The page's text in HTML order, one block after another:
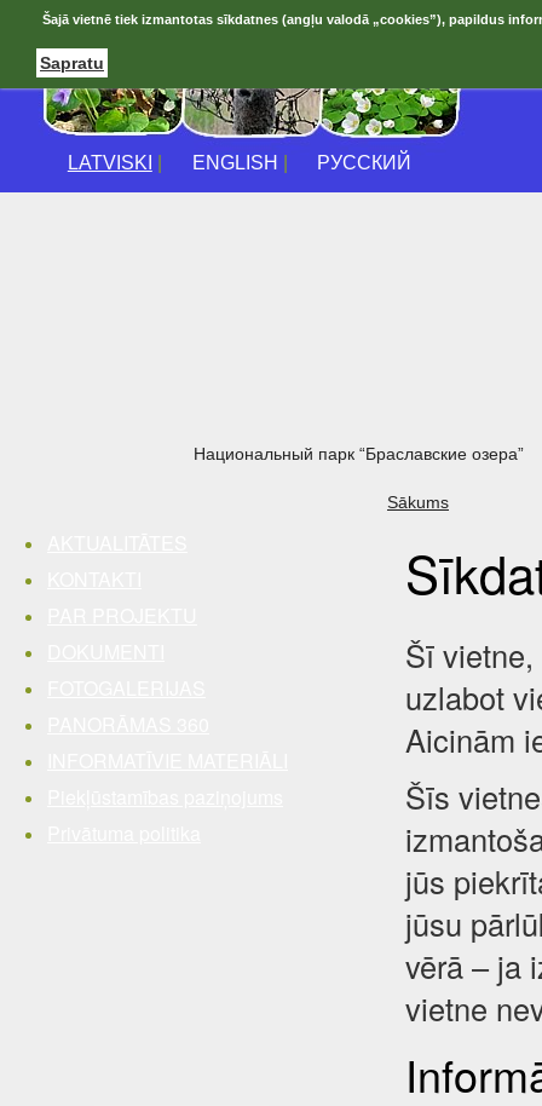
LATVISKI ENGLISH РУССКИЙ
Национальный парк “Браславские озера”
Sākums
Šī
uzlabot
Aicinām
Šīs
jūs
jūsu
vērā – ja
vietne
Šajā vietnē tiek izmantotas sīkdatnes (angļu valodā „cookies”), papildus
Sapratu